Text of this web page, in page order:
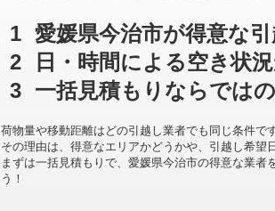
1 愛媛県今治市が得意な
2
日・時間による空き状
3 一括見積もりならでは
荷物量や移動距離はどの引越し業者でも同じ条件で
その理由は、得意なエリアかどうかや、引越し希望
まずは一括見積もりで、愛媛県今治市の得意な業
う！